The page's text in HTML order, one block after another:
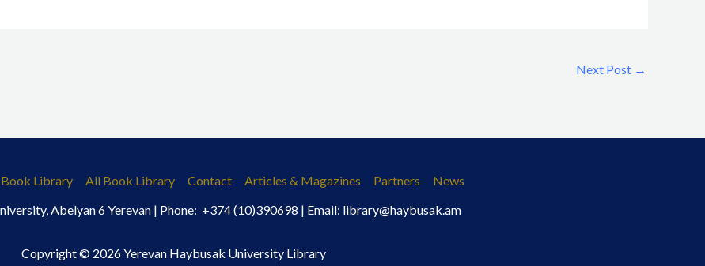
Next Post →
Book Library All Book Library Contact Articles & Magazines Partners
News
Abelyan 6 Yerevan | Phone: +374 (10)390698 | Email: library@haybusak.am
Copyright © 2026 Yerevan Haybusak University Library